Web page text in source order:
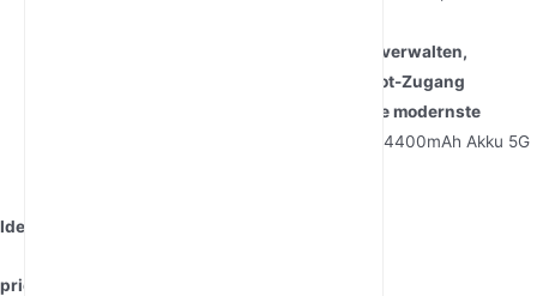
: Remote-Arbeiter, die Videokonferenzen verwalten,
Reisende, die einen zuverlässigen Hotspot-Zugang
benötigen, und Technik-Enthusiasten, die modernste
2. WiFi 6 NSA/SA 4400mAh Akku 5G
Ideal für
priorisiert Ausdauer und Vielseitigkeit. Sein